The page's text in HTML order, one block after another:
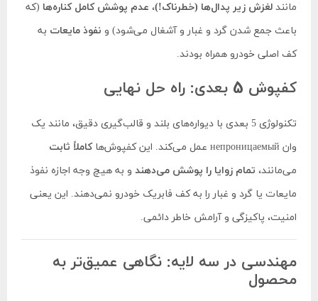
مانند لغزش زیر پدال‌ها (خطرناک!)، عدم پوشش کامل کناره‌ها (که
باعث جمع شدن گرد و غبار و آشغال می‌شود) و نفوذ مایعات به
کف اصلی خودرو همراه بودند.
کفپوش 5 بعدی: راه حل نهایی
تکنولوژی 5 بعدی با دیواره‌های بلند و قالب‌گیری دقیق، مانند یک
وان непроницаемый عمل می‌کند. این کفپوش‌ها
کاملاً ثابت
می‌مانند، تمام زوایا را پوشش می‌دهند و به هیچ وجه اجازه نفوذ
مایعات یا گرد و غبار را به کف فابریک خودرو نمی‌دهند. این یعنی
امنیت، پاکیزگی و آرامش خاطر دائمی.
مهندسی در سه لایه: نگاهی عمیق‌تر به
محصول